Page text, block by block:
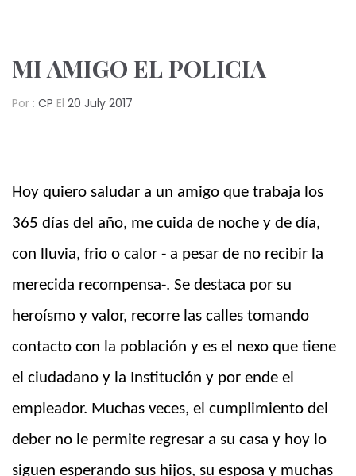
MI AMIGO EL POLICIA
Por : CP El 20 July 2017
Hoy quiero saludar a un amigo que trabaja los
365 días del año, me cuida de noche y de día,
con lluvia, frio o calor - a pesar de no recibir la
merecida recompensa-. Se destaca por su
heroísmo y valor, recorre las calles tomando
contacto con la población y es el nexo que tiene
el ciudadano y la Institución y por ende el
empleador. Muchas veces, el cumplimiento del
deber no le permite regresar a su casa y hoy lo
siguen esperando sus hijos, su esposa y muchas